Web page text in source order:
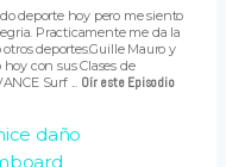
deporte hoy pero me siento
Practicamente me da la
deportes.Guille Mauro y
con sus Clases de
Surf ... Oír este Episodio